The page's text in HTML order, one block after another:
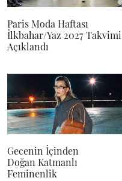
Paris Moda Haftası
İlkbahar/Yaz 2027 Takvimi
Açıklandı
Gecenin İçinden
Doğan Katmanlı
Feminenlik